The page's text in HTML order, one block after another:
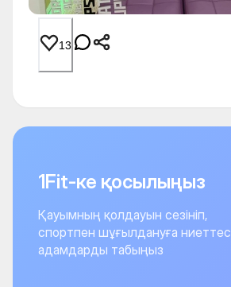
13
1Fit-ке қосылыңыз
Қауымның қолдауын сезініп,
спортпен шұғылдануға ниеттес
адамдарды табыңыз